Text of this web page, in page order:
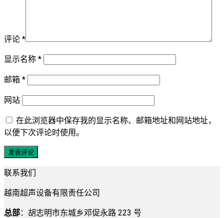
评论 *
显示名称 *
邮箱 *
网站
在此浏览器中保存我的显示名称、邮箱地址和网站地址，
以便下次评论时使用。
联系我们
越南超声设备有限责任公司
总部：胡志明市东城乡邓促永路 223 号